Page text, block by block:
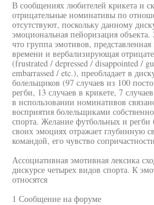
В сообщениях любителей крикета и
отрицательные номинативы по
отсутствуют, поскольку данному
эмоциональная пейоризация объекта.
что группа эмотивов,
времени и вербализирующая
(frustrated / depressed / disappointed /
embarrassed / etc.), преобладает в
болельщиков (97 случаев из 100
регби, 13 случаев в крикете, 7
в использовании номинативов
восприятия болельщиками
спорта. Желание футбольных и регби
своих эмоциях отражает глубинную
командой, его чувство
Ассоциативная эмотивная лексика
дискурсе четырех видов спорта. К
относятся
1 Сообщение на форуме